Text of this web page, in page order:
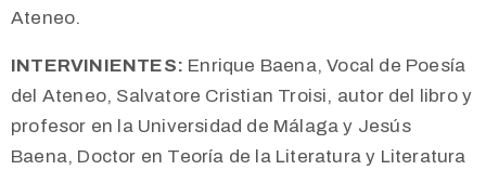
Ateneo.
INTERVINIENTES: Enrique Baena, Vocal de Poesía
del Ateneo, Salvatore Cristian Troisi, autor del libro y
profesor en la Universidad de Málaga y Jesús
Baena, Doctor en Teoría de la Literatura y Literatura